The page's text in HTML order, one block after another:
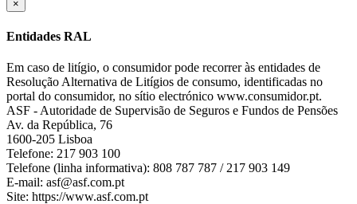
×
Entidades RAL
Em caso de litígio, o consumidor pode recorrer às entidades de
Resolução Alternativa de Litígios de consumo, identificadas no
portal do consumidor, no sítio electrónico www.consumidor.pt.
ASF - Autoridade de Supervisão de Seguros e Fundos de Pensões
Av. da República, 76
1600-205 Lisboa
Telefone: 217 903 100
Telefone (linha informativa): 808 787 787 / 217 903 149
E-mail: asf@asf.com.pt
Site: https://www.asf.com.pt